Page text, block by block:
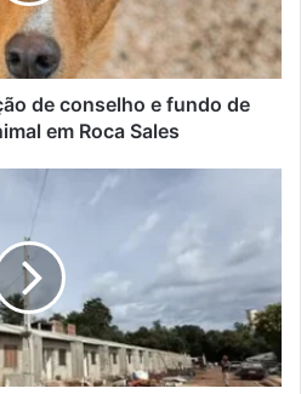
de conselho e fundo de
em Roca Sales